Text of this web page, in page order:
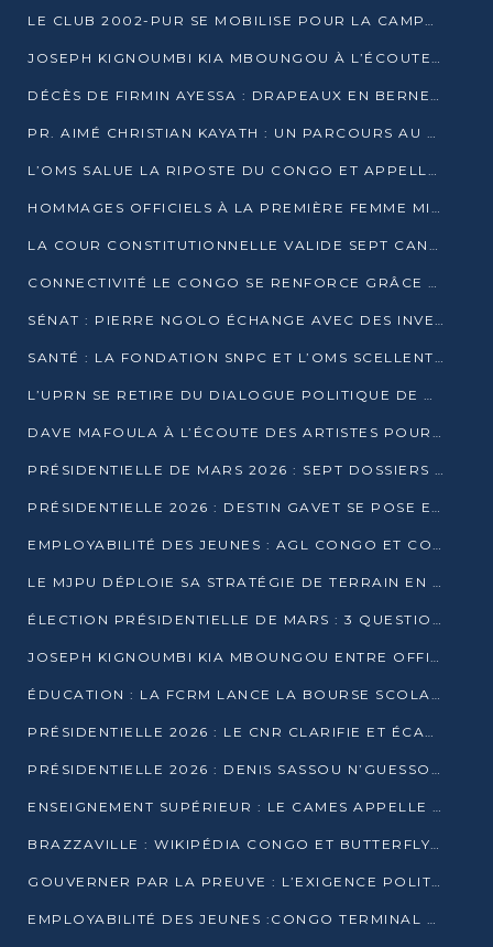
LE CLUB 2002-PUR SE MOBILISE POUR LA CAMPAGNE
JOSEPH KIGNOUMBI KIA MBOUNGOU À L’ÉCOUTE DE TALANGAÏ
DÉCÈS DE FIRMIN AYESSA : DRAPEAUX EN BERNE LUNDI
PR. AIMÉ CHRISTIAN KAYATH : UN PARCOURS AU SERVICE DE LA RECHERCHE ET DE L’INNOVATION
L’OMS SALUE LA RIPOSTE DU CONGO ET APPELLE À DES RÉFORMES DURABLES
HOMMAGES OFFICIELS À LA PREMIÈRE FEMME MINISTRE DU CONGO
LA COUR CONSTITUTIONNELLE VALIDE SEPT CANDIDATURES POUR LA PRÉSIDENTIELLE
CONNECTIVITÉ LE CONGO SE RENFORCE GRÂCE AU CÂBLE 2AFRICA
SÉNAT : PIERRE NGOLO ÉCHANGE AVEC DES INVESTISSEURS DU NUMÉRIQUE
SANTÉ : LA FONDATION SNPC ET L’OMS SCELLENT UN PARTENARIAT STRATÉGIQUE DE TROIS ANS
L’UPRN SE RETIRE DU DIALOGUE POLITIQUE DE DJAMBALA : TENSIONS DANS LE PRÉ-ÉLECTORAL CONGOLAIS
DAVE MAFOULA À L’ÉCOUTE DES ARTISTES POUR REDÉFINIR SA POLITIQUE CULTURELLE
PRÉSIDENTIELLE DE MARS 2026 : SEPT DOSSIERS DE CANDIDATURE ENREGISTRÉS À LA CLÔTURE DES DÉPÔTS
PRÉSIDENTIELLE 2026 : DESTIN GAVET SE POSE EN CANDIDAT DU « RAS-LE-BOL »
EMPLOYABILITÉ DES JEUNES : AGL CONGO ET CONGO TERMINAL S’ALLIENT À UCAC-ICAM
LE MJPU DÉPLOIE SA STRATÉGIE DE TERRAIN EN FAVEUR DE DSN
ÉLECTION PRÉSIDENTIELLE DE MARS : 3 QUESTIONS À UN EXPERT CONGOLAIS DE LA CYBERSÉCURITÉ
JOSEPH KIGNOUMBI KIA MBOUNGOU ENTRE OFFICIELLEMENT EN COURSE POUR LA PRÉSIDENTIELLE
ÉDUCATION : LA FCRM LANCE LA BOURSE SCOLAIRE FRANCINE-NTOUMI POUR PROMOUVOIR LES FILIÈRES SCIENTIFIQUES
PRÉSIDENTIELLE 2026 : LE CNR CLARIFIE ET ÉCARTE LA CANDIDATURE DU PASTEUR NTUMI
PRÉSIDENTIELLE 2026 : DENIS SASSOU N’GUESSO ANNONCE OFFICIELLEMENT SA CANDIDATURE
ENSEIGNEMENT SUPÉRIEUR : LE CAMES APPELLE À UNE UNIVERSITÉ AFRICAINE AXÉE SUR L’EMPLOYABILITÉ
BRAZZAVILLE : WIKIPÉDIA CONGO ET BUTTERFLY SCELLENT UN PARTENARIAT POUR STRUCTURER LE BÉNÉVOLAT NUMÉRIQUE
GOUVERNER PAR LA PREUVE : L’EXIGENCE POLITIQUE DU XXIᵉ SIÈCLE
EMPLOYABILITÉ DES JEUNES :CONGO TERMINAL S’ALLIE À L’ESCIC POUR RAPPROCHER L’ÉCOLE DU TERRAIN